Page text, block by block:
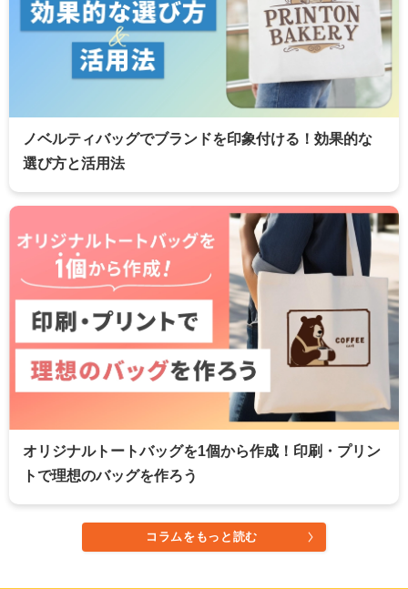
ノベルティバッグでブランドを印象付ける！効果的な
選び方と活用法
オリジナルトートバッグを1個から作成！印刷・プリン
トで理想のバッグを作ろう
コラムをもっと読む